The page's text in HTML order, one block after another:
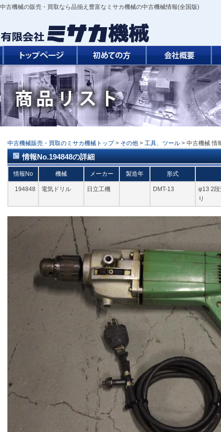
中古機械の販売・買取なら品揃え豊富なミサカ機械の中古機械情報(全国版)
中古機械販売・買取のミサカ機械トップ > その他 > 工具、ツール > 中古機械 情
情報No.194848の詳細
情報No 機械 メーカー 製造年 形式
194848 電気ドリル 日立工機 DMT-13
φ13 2段
り